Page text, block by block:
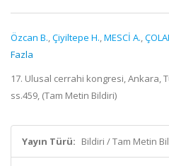
Özcan B.,Çiyiltepe H.,MESCİ A.,
Fazla
17. Ulusal cerrahi kongresi, Ankara,
ss.459, (Tam Metin Bildiri)
Yayın Türü: Bildiri / Tam Metin